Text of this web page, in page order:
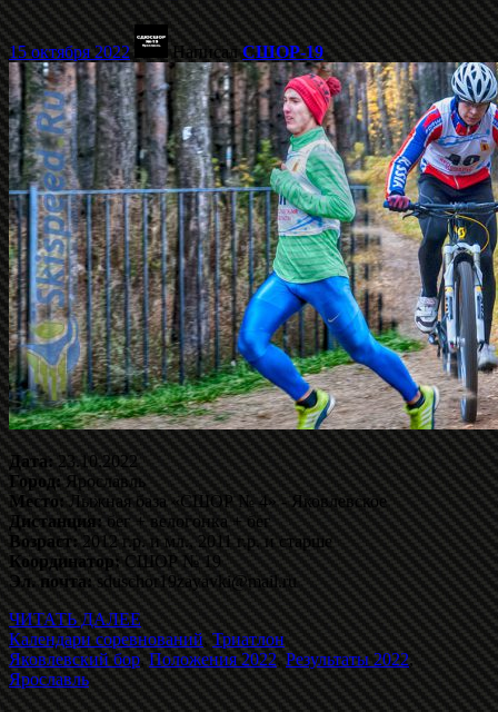
15 октября 2022 НаписалСШОР-19
Дата:23.10.2022
Город:Ярославль
Место:Лыжная база «СШОР № 4» - Яковлевское
Дистанция:бег + велогонка + бег
Возраст:2012 г.р. и мл., 2011 г.р. и старше
Координатор:СШОР № 19
Эл. почта:sduschor19zayavki@mail.ru
ЧИТАТЬ ДАЛЕЕ
Календари соревнований,Триатлон
Яковлевский бор,Положения 2022,Результаты 2022,
Ярославль